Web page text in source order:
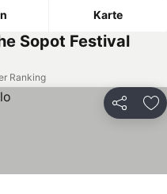
Karte
Sopot Festival
Ranking
Teilen